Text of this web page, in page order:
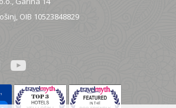
OIB 10523848829